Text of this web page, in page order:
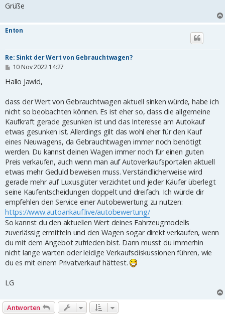
Grüße
Enton
Re: Sinkt der Wert von Gebrauchtwagen?
B
i
a
g
10 Nov 2022 14:27
Hallo Jawid,
dass der Wert von Gebrauchtwagen aktuell sinken würde, habe ich
nicht so beobachten können. Es ist eher so, dass die allgemeine
Kaufkraft gerade gesunken ist und das Interesse am Autokauf
etwas gesunken ist. Allerdings gilt das wohl eher für den Kauf
eines Neuwagens, da Gebrauchtwagen immer noch benötigt
werden. Du kannst deinen Wagen immer noch für einen guten
Preis verkaufen, auch wenn man auf Autoverkaufsportalen aktuell
etwas mehr Geduld beweisen muss. Verständlicherweise wird
gerade mehr auf Luxusgüter verzichtet und jeder Käufer überlegt
seine Kaufentscheidungen doppelt und dreifach. Ich würde dir
empfehlen den Service einer Autobewertung zu nutzen:
https://www.autoankauf.live/autobewertung/
So kannst du den aktuellen Wert deines Fahrzeugmodells
zuverlässig ermitteln und den Wagen sogar direkt verkaufen, wenn
du mit dem Angebot zufrieden bist. Dann musst du immerhin
nicht lange warten oder leidige Verkaufsdiskussionen führen, wie
du es mit einem Privatverkauf hättest.
LG
Antworten